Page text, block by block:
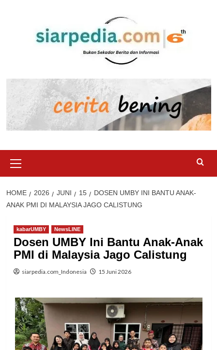
Menu
HOME 2026 JUNI 15
DOSEN UMBY INI BANTU ANAK-
ANAK PMI DI MALAYSIA JAGO CALISTUNG
kabarUMBY NewsLINE
Dosen UMBY Ini Bantu Anak-Anak
PMI di Malaysia Jago Calistung
siarpedia.com_Indonesia 15 Juni 2026